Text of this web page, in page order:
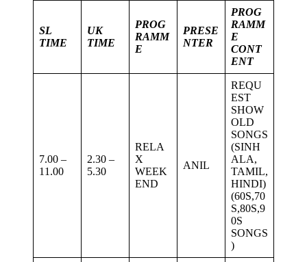
SL
TIME
UK
TIME
PROG
RAMM
E
PRESE
NTER
PROG
RAMM
E
CONT
ENT
7.00 –
11.00
2.30 –
5.30
RELA
X
WEEK
END
ANIL
REQU
EST
SHOW
OLD
SONGS
(SINH
ALA,
TAMIL,
HINDI)
(60S,70
S,80S,9
0S
SONGS
)